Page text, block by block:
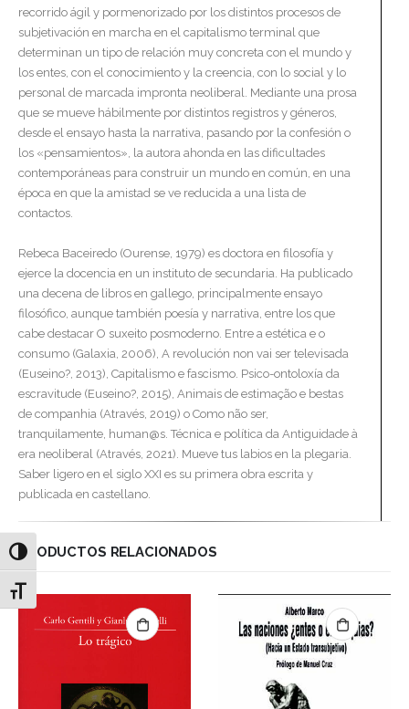
Alternar alto contraste
Alternar tamaño de letra
recorrido ágil y pormenorizado por los distintos procesos de
subjetivación en marcha en el capitalismo terminal que
determinan un tipo de relación muy concreta con el mundo y
los entes, con el conocimiento y la creencia, con lo social y lo
personal de marcada impronta neoliberal. Mediante una prosa
que se mueve hábilmente por distintos registros y géneros,
desde el ensayo hasta la narrativa, pasando por la confesión o
los «pensamientos», la autora ahonda en las dificultades
contemporáneas para construir un mundo en común, en una
época en que la amistad se ve reducida a una lista de
contactos.
Rebeca Baceiredo (Ourense, 1979) es doctora en filosofía y
ejerce la docencia en un instituto de secundaria. Ha publicado
una decena de libros en gallego, principalmente ensayo
filosófico, aunque también poesía y narrativa, entre los que
cabe destacar O suxeito posmoderno. Entre a estética e o
consumo (Galaxia, 2006), A revolución non vai ser televisada
(Euseino?, 2013), Capitalismo e fascismo. Psico-ontoloxía da
escravitude (Euseino?, 2015), Animais de estimação e bestas
de companhia (Através, 2019) o Como não ser,
tranquilamente, human@s. Técnica e política da Antiguidade à
era neoliberal (Através, 2021). Mueve tus labios en la plegaria.
Saber ligero en el siglo XXI es su primera obra escrita y
publicada en castellano.
PRODUCTOS RELACIONADOS